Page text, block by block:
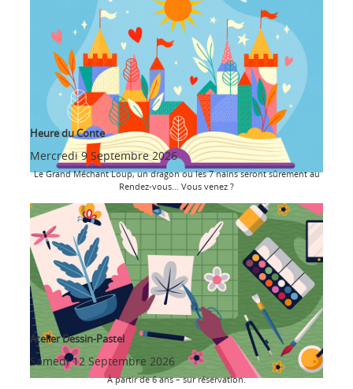
Heure du Conte
Mercredi 9 Septembre 2026
Le Grand Méchant Loup, un dragon ou les 7 nains seront sûrement au
Rendez-vous… Vous venez ?
Atelier Dessin-Pastel
Samedi 12 Septembre 2026
À partir de 6 ans – sur réservation.